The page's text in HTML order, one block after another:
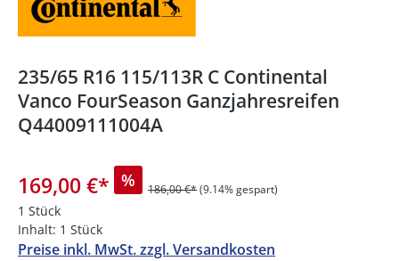
235/65 R16 115/113R C Continental
Vanco FourSeason Ganzjahresreifen
Q44009111004A
169,00 €* % 186,00 €*(9.14% gespart)
1 Stück
Inhalt: 1 Stück
Preise inkl. MwSt. zzgl. Versandkosten